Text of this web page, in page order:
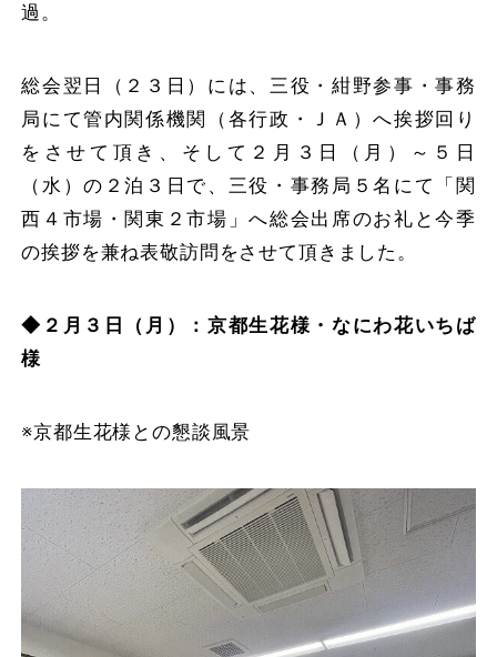
過。
総会翌日（２３日）には、三役・紺野参事・事務
局にて管内関係機関（各行政・ＪＡ）へ挨拶回り
をさせて頂き、そして２月３日（月）～５日
（水）の２泊３日で、三役・事務局５名にて「関
西４市場・関東２市場」へ総会出席のお礼と今季
の挨拶を兼ね表敬訪問をさせて頂きました。
◆２月３日（月）：京都生花様・なにわ花いちば
様
※京都生花様との懇談風景